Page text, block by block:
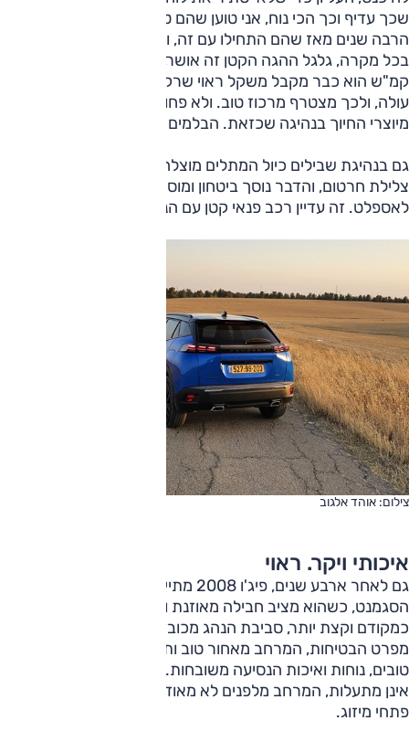
שכך עדיף וכך הכי נוח, אני טוען שהם טועים – ולראיה: עברו
הרבה שנים מאז שהם התחילו עם זה, והם היחידים שסבורים כך.
קמ"ש הוא כבר מקבל משקל ראוי שרק מתגבר ככל שהמהירות
עולה, ולכך מצטרף מרכוז טוב. ולא פחות חשוב: ההגה הוא
מיוצרי החיוך בנהיגה שכזאת. הבלמים מוצלחים פחות.
גם בנהיגת שבילים כיול המתלים מוצלח. פעולת הבולמים מונעת
צלילת חרטום, והדבר נוסך ביטחון ומוסיף ליכולת בנסיעה מעבר
לאספלט. זה עדיין רכב פנאי קטן עם הנעה קדמית, ועדיין.
צילום: אוהד אלגוב
איכותי ויקר. ראוי
גם לאחר ארבע שנים, פיג'ו 2008 מתייצב בחלק העליון של
הסגמנט, כשהוא מציב חבילה מאוזנת ומכובדת. העיצוב מרהיב
כמקודם וקצת יותר, סביבת הנהג מכובדת והאבזור ראוי כמו-גם
מפרט הבטיחות, המרחב מאחור טוב ותא המטען יעיל, הביצועים
טובים, נוחות ואיכות הנסיעה משובחות. מנגד, הכניסה והיציאה
אינן מתעלות, המרחב מלפנים לא מאוד נרחב, ומאחור חסרים
פתחי מיזוג.